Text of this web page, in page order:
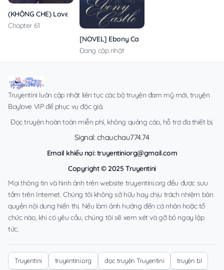
(KHÔNG CHE) Love Remedy
Chapter 61
[NOVEL] Ebony Castle
Đang cập nhật
Truyentini luôn cập nhật liên tục các bộ truyện đam mỹ mới, truyện
Boylove VIP để phục vụ độc giả.
Đọc truyện hoàn toàn miễn phí, không quảng cáo, hỗ trợ đa thiết bị.
Signal: chauchau774.74
Email khiếu nại:truyentiniorg@gmail.com
Copyright © 2025 Truyentini
Mọi thông tin và hình ảnh trên website truyentini.org đều được sưu
tầm trên Internet. Chúng tôi không sở hữu hay chịu trách nhiệm bản
quyền nội dung hiển thị. Nếu làm ảnh hưởng đến cá nhân hoặc tổ
chức nào, khi có yêu cầu, chúng tôi sẽ xem xét và gỡ bỏ ngay lập
tức.
Truyentini truyentini.org đọc truyện Truyentini truyện bl